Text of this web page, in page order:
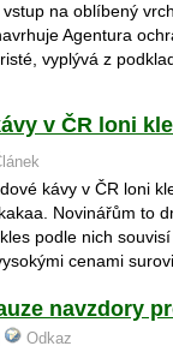
na oblíbený
Agentura
vyplývá z
v ČR loni
kávy v ČR loni
Novinářům to
podle nich
cenami
navzdory
Odkaz